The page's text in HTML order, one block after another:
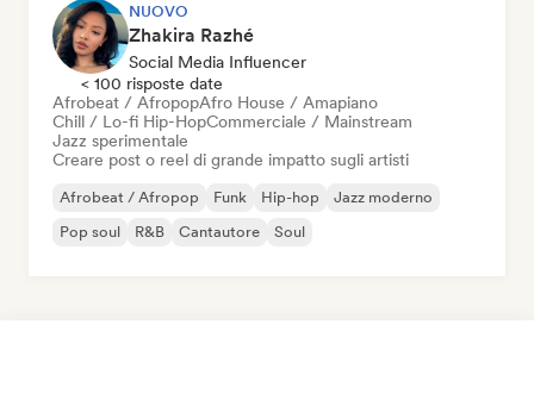
NUOVO
Zhakira Razhé
Social Media Influencer
< 100 risposte date
Afrobeat / AfropopAfro House / Amapiano
Chill / Lo-fi Hip-HopCommerciale / Mainstream
Jazz sperimentale
Creare post o reel di grande impatto sugli artisti
Afrobeat / Afropop Funk Hip-hop
Jazz moderno
Pop soul
R&B Cantautore Soul